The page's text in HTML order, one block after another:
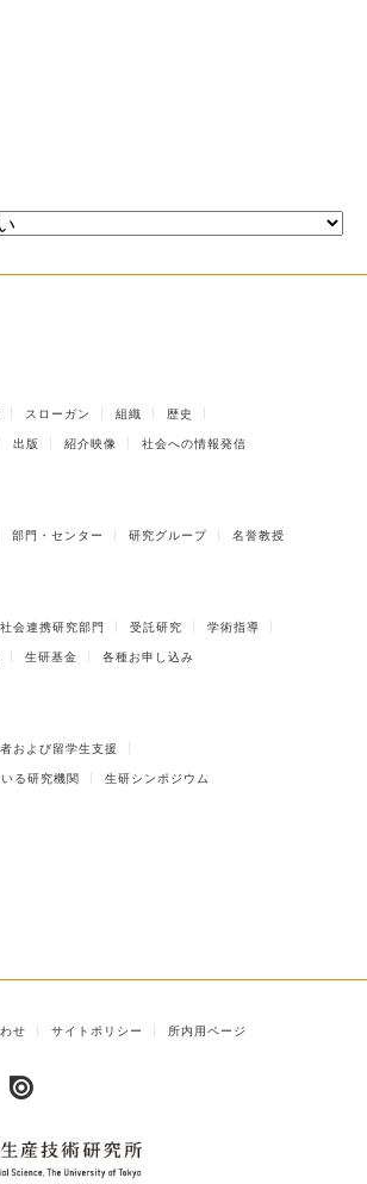
スローガン 組織 歴史
出版 紹介映像 社会への情報発信
部門・センター 研究グループ 名誉教授
社会連携研究部門 受託研究 学術指導
生研基金 各種お申し込み
および留学生支援
る研究機関 生研シンポジウム
せ サイトポリシー 所内用ページ